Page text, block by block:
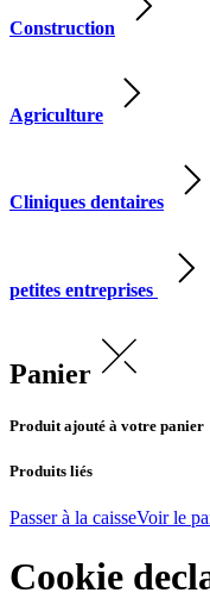
Construction
Agriculture
Cliniques dentaires
petites entreprises
Panier
Produit ajouté à votre panier
Produits liés
Passer à la caisseVoir le
Cookie